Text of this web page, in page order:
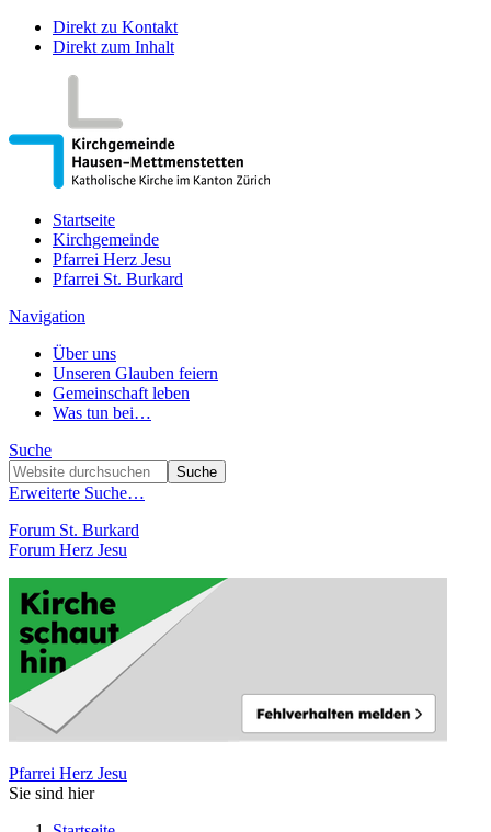
Direkt zu Kontakt
Direkt zum Inhalt
Startseite
Kirchgemeinde
Pfarrei Herz Jesu
Pfarrei St. Burkard
Navigation
Über uns
Unseren Glauben feiern
Gemeinschaft leben
Was tun bei…
Suche
Erweiterte Suche…
Forum St. Burkard
Forum Herz Jesu
Pfarrei Herz Jesu
Sie sind hier